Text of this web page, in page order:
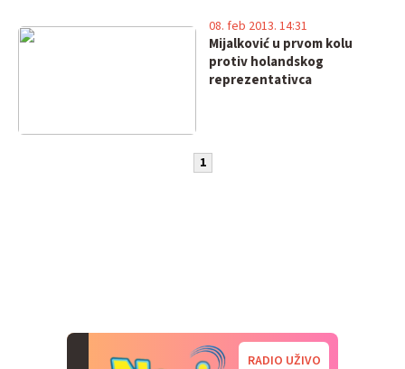
Mijalković u prvom kolu
protiv holandskog
reprezentativca
08. feb 2013. 14:31
1
RADIO UŽIVO